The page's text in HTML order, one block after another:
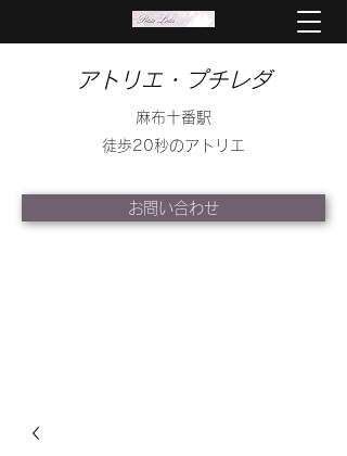
アトリエ・プチレダ
麻布十番駅
徒歩20秒のアトリエ
お問い合わせ